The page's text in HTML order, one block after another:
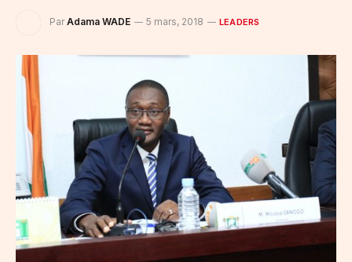
Par Adama WADE 5 mars, 2018 LEADERS